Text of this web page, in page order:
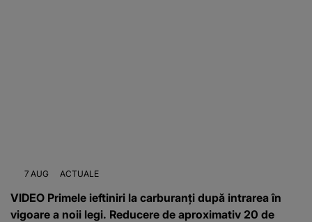
7 AUG ACTUALE
VIDEO Primele ieftiniri la carburanți după intrarea în
vigoare a noii legi. Reducere de aproximativ 20 de